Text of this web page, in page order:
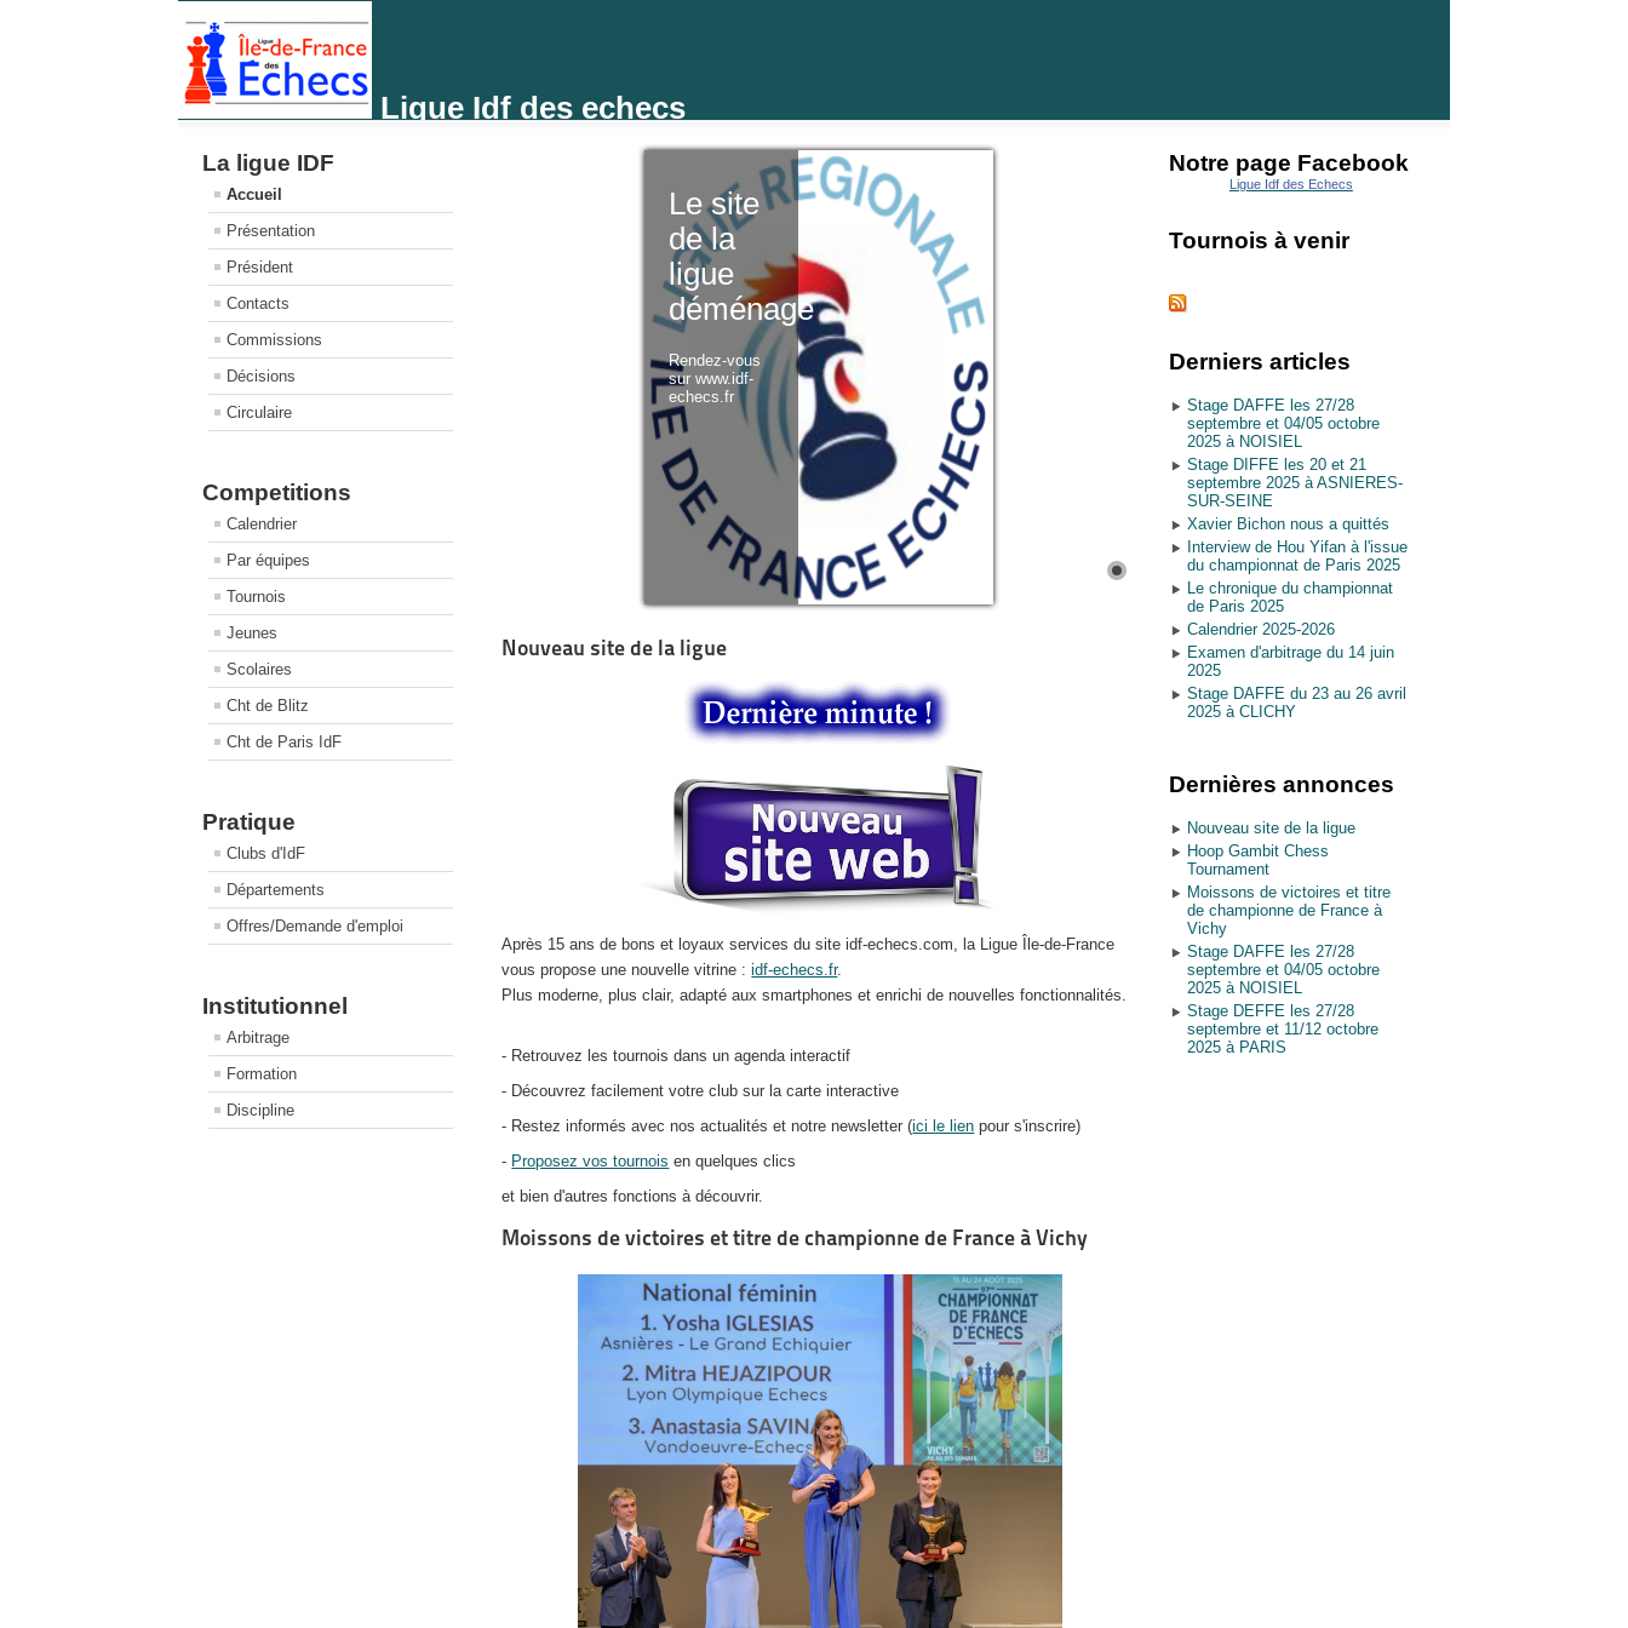
Ligue Idf des echecs
La ligue IDF
Accueil
Présentation
Président
Contacts
Commissions
Décisions
Circulaire
Competitions
Calendrier
Par équipes
Tournois
Jeunes
Scolaires
Cht de Blitz
Cht de Paris IdF
Pratique
Clubs d'IdF
Départements
Offres/Demande d'emploi
Institutionnel
Arbitrage
Formation
Discipline
Le site
de la
ligue
déménage
Rendez-vous
sur www.idf-
echecs.fr
Nouveau site de la ligue
Après 15 ans de bons et loyaux services du site idf-echecs.com, la Ligue Île-de-France
vous propose une nouvelle vitrine :idf-echecs.fr.
Plus moderne, plus clair, adapté aux smartphones et enrichi de nouvelles fonctionnalités.
- Retrouvez les tournois dans un agenda interactif
- Découvrez facilement votre club sur la carte interactive
- Restez informés avec nos actualités et notre newsletter (ici le lien pour s'inscrire)
- Proposez vos tournois en quelques clics
et bien d'autres fonctions à découvrir.
Moissons de victoires et titre de championne de France à Vichy
Notre page Facebook
Ligue Idf des Echecs
Tournois à venir
Derniers articles
Stage DAFFE les 27/28
septembre et 04/05 octobre
2025 à NOISIEL
Stage DIFFE les 20 et 21
septembre 2025 à ASNIERES-
SUR-SEINE
Xavier Bichon nous a quittés
Interview de Hou Yifan à l'issue
du championnat de Paris 2025
Le chronique du championnat
de Paris 2025
Calendrier 2025-2026
Examen d'arbitrage du 14 juin
2025
Stage DAFFE du 23 au 26 avril
2025 à CLICHY
Dernières annonces
Nouveau site de la ligue
Hoop Gambit Chess
Tournament
Moissons de victoires et titre
de championne de France à
Vichy
Stage DAFFE les 27/28
septembre et 04/05 octobre
2025 à NOISIEL
Stage DEFFE les 27/28
septembre et 11/12 octobre
2025 à PARIS